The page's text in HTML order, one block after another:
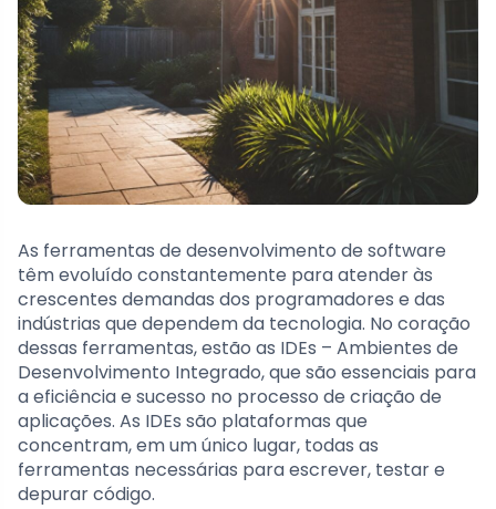
As ferramentas de desenvolvimento de software
têm evoluído constantemente para atender às
crescentes demandas dos programadores e das
indústrias que dependem da tecnologia. No coração
dessas ferramentas, estão as IDEs – Ambientes de
Desenvolvimento Integrado, que são essenciais para
a eficiência e sucesso no processo de criação de
aplicações. As IDEs são plataformas que
concentram, em um único lugar, todas as
ferramentas necessárias para escrever, testar e
depurar código.